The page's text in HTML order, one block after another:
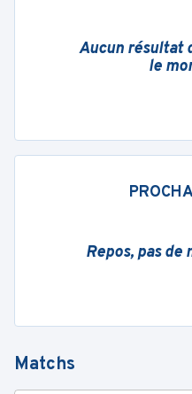
Aucun résultat
le
Repos, pas de
Matchs